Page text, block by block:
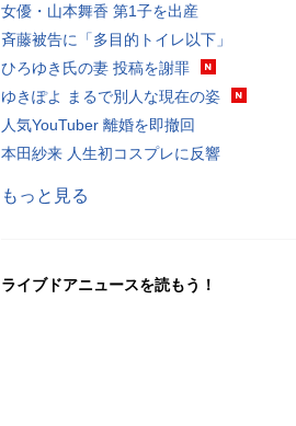
女優・山本舞香 第1子を出産
斉藤被告に「多目的トイレ以下」
ひろゆき氏の妻 投稿を謝罪
ゆきぽよ まるで別人な現在の姿
人気YouTuber 離婚を即撤回
本田紗来 人生初コスプレに反響
もっと見る
ライブドアニュースを読もう！